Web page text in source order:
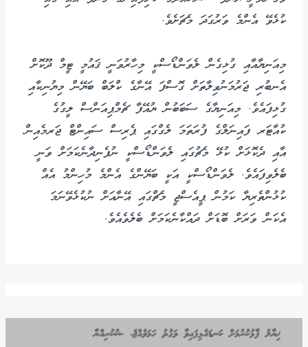
ކުޅެވޭ އެންމެ ވަރުގަދަ މެޗަށެވެ.
މިއަނިޔާއާއި ގުޅިގެން ލެވަންޑޯސްކީ މިހާރުވަނީ ޤައުމީ ޓީމް ދޫކޮށް
އެނބުރި ޖަރުމަނުވިލާތަށް ގޮސްފަ އޭނާގެ ކްލަބް ބަޔޭން މިޔުނިކާއި
ގުޅިފައެވެ. މިއަނިޔާގެ ސަބަބުން ޔުއޭފާ ޗެމްޕިއަންސް ލީގުގެ
ކުއާޓަރ ފައިނަލްގެ ފުރަތަމަ ލެގްގައި ޕެރިސް ސައިންޓް ޖަރމެއިން
އާއި ދެކޮޅަށް ކުޅޭ މެޗުގައި ލެވަންޑޯސްކީ ނުފެނިދާނެކަމަށް ވަނީ
ބެލެވިފައެވެ. ލެވަންޑޯސްކީ އަކީ ބަޔޭންގެ އެންމެ މުހިންމު އެއް
ކުޅުންތެރިޔާ ކަމުން ޕީއެސްޖީ މެޗްގައި އޭނާއަށް ނުކުޅެވޭނަމަ
އެކަން ވަރަށް ބޮޑަށް ދައްކާނެކަމަށް ބެލެވެއެވެ.
ޚިޔާލު ފާޅުކުރުމަށް ކަނޑައެޅިފައިވާ ވަގުތު ހަމަވެއްޖެ، ޝުކުރިއްޔާ